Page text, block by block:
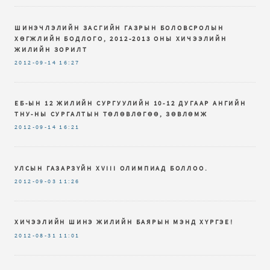
ШИНЭЧЛЭЛИЙН ЗАСГИЙН ГАЗРЫН БОЛОВСРОЛЫН
ХӨГЖЛИЙН БОДЛОГО, 2012-2013 ОНЫ ХИЧЭЭЛИЙН
ЖИЛИЙН ЗОРИЛТ
2012-09-14 16:27
ЕБ-ЫН 12 ЖИЛИЙН СУРГУУЛИЙН 10-12 ДУГААР АНГИЙН
ТНУ-НЫ СУРГАЛТЫН ТӨЛӨВЛӨГӨӨ, ЗӨВЛӨМЖ
2012-09-14 16:21
УЛСЫН ГАЗАРЗҮЙН XVIII ОЛИМПИАД БОЛЛОО.
2012-09-03 11:26
ХИЧЭЭЛИЙН ШИНЭ ЖИЛИЙН БАЯРЫН МЭНД ХҮРГЭЕ!
2012-08-31 11:01